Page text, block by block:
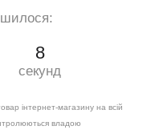
7
секунд
інтернет-магазину на всій
владою